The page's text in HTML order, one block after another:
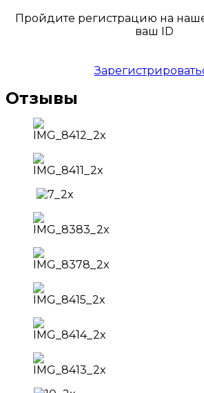
Пройдите регистрацию на
ваш ID
Отзывы